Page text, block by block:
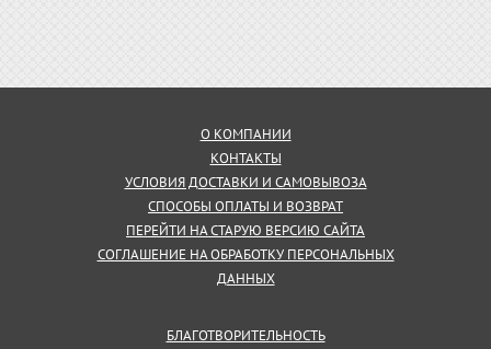
О КОМПАНИИ
КОНТАКТЫ
УСЛОВИЯ ДОСТАВКИ И САМОВЫВОЗА
СПОСОБЫ ОПЛАТЫ И ВОЗВРАТ
ПЕРЕЙТИ НА СТАРУЮ ВЕРСИЮ САЙТА
СОГЛАШЕНИЕ НА ОБРАБОТКУ ПЕРСОНАЛЬНЫХ
ДАННЫХ
БЛАГОТВОРИТЕЛЬНОСТЬ